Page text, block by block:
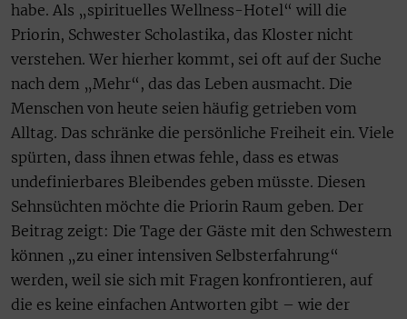
habe. Als „spirituelles Wellness-Hotel“ will die
Priorin, Schwester Scholastika, das Kloster nicht
verstehen. Wer hierher kommt, sei oft auf der Suche
nach dem „Mehr“, das das Leben ausmacht. Die
Menschen von heute seien häufig getrieben vom
Alltag. Das schränke die persönliche Freiheit ein. Viele
spürten, dass ihnen etwas fehle, dass es etwas
undefinierbares Bleibendes geben müsste. Diesen
Sehnsüchten möchte die Priorin Raum geben. Der
Beitrag zeigt: Die Tage der Gäste mit den Schwestern
können „zu einer intensiven Selbsterfahrung“
werden, weil sie sich mit Fragen konfrontieren, auf
die es keine einfachen Antworten gibt – wie der